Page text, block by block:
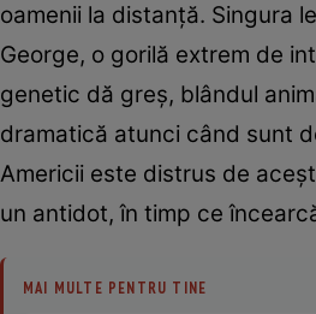
oamenii la distanţă. Singura
George, o gorilă extrem de
genetic dă greş, blândul
dramatică atunci când sunt
Americii este distrus de
un antidot, în timp ce
MAI MULTE PENTRU TINE